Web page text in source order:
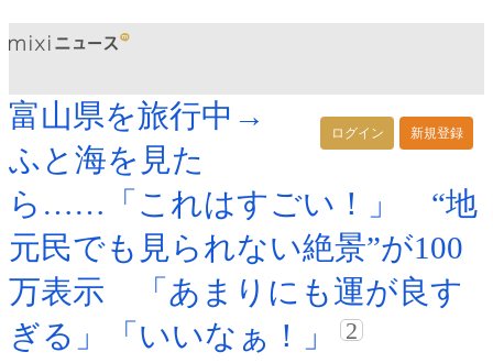
ログイン 新規登録
富山県を旅行中→
ふと海を見た
ら……「これはすごい！」 “地
元民でも見られない絶景”が100
万表示 「あまりにも運が良す
ぎる」「いいなぁ！」
2